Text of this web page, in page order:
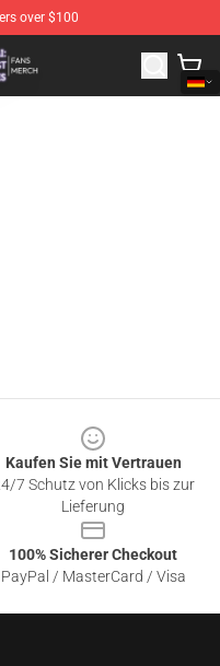
over $100
Stories Shop - Official
Kaufen Sie mit Vertrauen
7 Schutz von Klicks bis zur
Lieferung
100% Sicherer Checkout
PayPal / MasterCard / Visa